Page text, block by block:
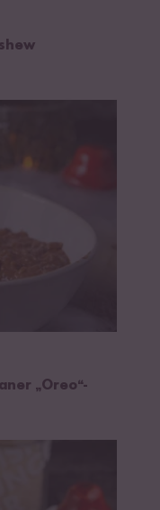
„Oreo“-